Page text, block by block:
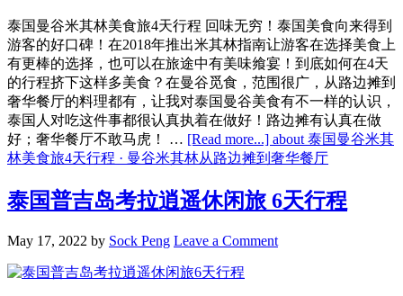
泰国曼谷米其林美食旅4天行程 回味无穷！泰国美食向来得到
游客的好口碑！在2018年推出米其林指南让游客在选择美食上
有更棒的选择，也可以在旅途中有美味飨宴！到底如何在4天
的行程挤下这样多美食？在曼谷觅食，范围很广，从路边摊到
奢华餐厅的料理都有，让我对泰国曼谷美食有不一样的认识，
泰国人对吃这件事都很认真执着在做好！路边摊有认真在做
好；奢华餐厅不敢马虎！ … [Read more...] about 泰国曼谷米其
林美食旅4天行程 · 曼谷米其林从路边摊到奢华餐厅
泰国普吉岛考拉逍遥休闲旅 6天行程
May 17, 2022 by Sock Peng Leave a Comment